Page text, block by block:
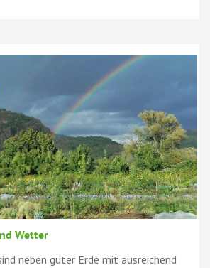
Wetter
neben guter Erde mit ausreichend